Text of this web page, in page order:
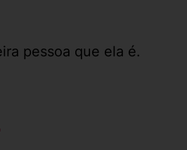
pessoa que ela é.